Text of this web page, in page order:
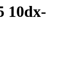
10dx-